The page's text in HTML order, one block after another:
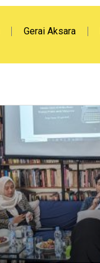
Gerai Aksara